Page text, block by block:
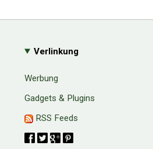
Verlinkung
Werbung
Gadgets & Plugins
RSS Feeds